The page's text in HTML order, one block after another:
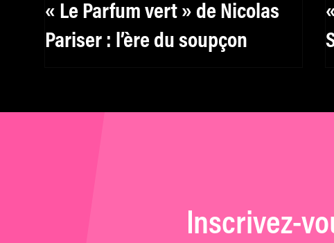
« Le Parfum vert » de Nicolas
Pariser : l’ère du soupçon
Inscrivez-